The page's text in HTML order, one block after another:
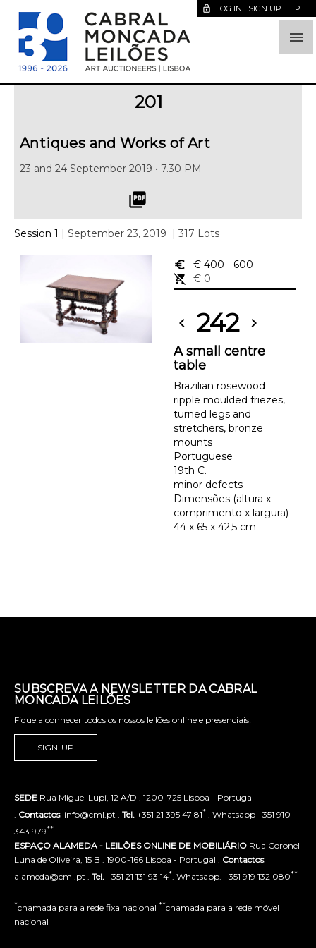

lock_open LOG IN | SIGN UP PT
201
Antiques and Works of Art
23 and 24 September 2019 • 7.30 PM
picture_as_pdf
Session 1 | September 23, 2019 | 317 Lots
euro_symbol € 400 - 600
remove_shopping_cart
€ 0
chevron_left 242 chevron_right
A small centre
table
Brazilian rosewood
ripple moulded friezes,
turned legs and
stretchers, bronze
mounts
Portuguese
19th C.
minor defects
Dimensões (altura x
comprimento x largura) -
44 x 65 x 42,5 cm
SUBSCREVA A NEWSLETTER DA CABRAL
MONCADA LEILÕES
Fique a conhecer todos os nossos leilões online e presenciais!
SIGN-UP
SEDE Rua Miguel Lupi, 12 A/D . 1200-725 Lisboa - Portugal
Contactos: info@cml.pt . Tel. +351 21 395 47 81* . Whatsapp +351 910
343 979**
ESPAÇO ALAMEDA - LEILÕES ONLINE DE MOBILIÁRIO Rua Coronel
Luna de Oliveira, 15 B . 1900-166 Lisboa - Portugal . Contactos:
alameda@cml.pt . Tel. +351 21 131 93 14* . Whatsapp. +351 919 132 080**
*chamada para a rede fixa nacional **chamada para a rede móvel
nacional